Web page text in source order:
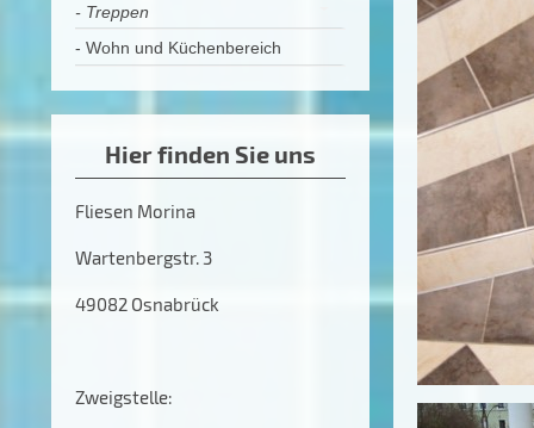
- Treppen
- Wohn und Küchenbereich
Hier finden Sie uns
Fliesen Morina
Wartenbergstr. 3
49082 Osnabrück
Zweigstelle: